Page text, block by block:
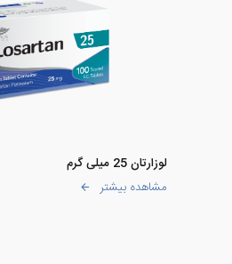
لوزارتان 25 میلی گرم
مشاهده بیشتر